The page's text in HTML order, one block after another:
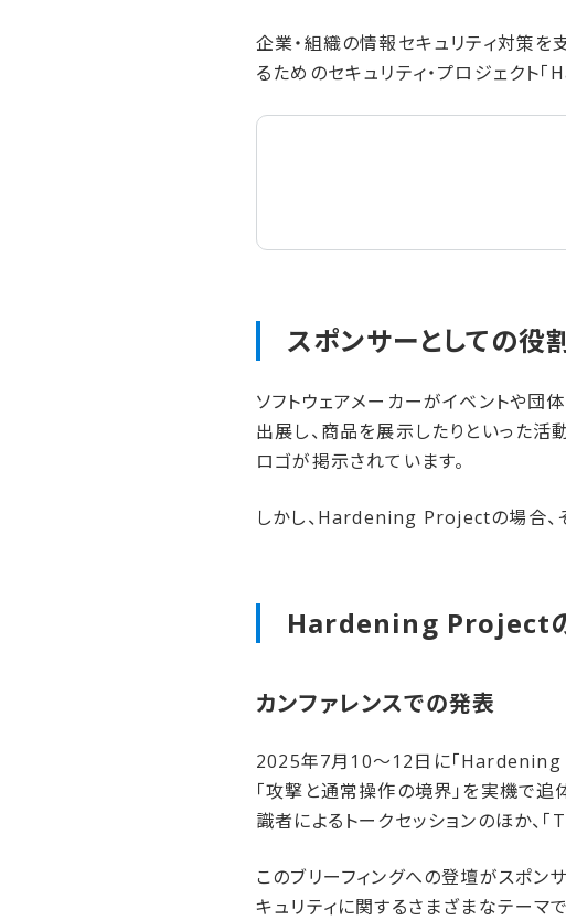
企業・組織の情報セキュリティ対策を
るためのセキュリティ・プロジェクト
スポンサーと​しての​役
ソフトウェアメーカーがイベントや団
出展し、商品を展示したりといった
ロゴが掲示されています。
しかし、Hardening Projectの場合、
Hardening Project
カンファレンスでの​発表
2025年7月10～12日に「Hardening
「攻撃と通常操作の境界」を実機で
識者によるトークセッションのほか、
このブリーフィングへの登壇がスポ
キュリティに関するさまざまなテーマ